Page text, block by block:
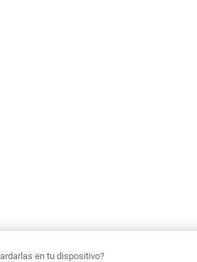
en tu dispositivo?